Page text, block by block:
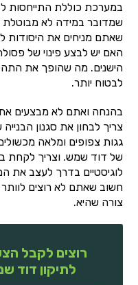
במערכת כוללת התייחסות
שמדובר במידה לא מבוטלת
שאתם מניחים את היסודות
האם יש לבצע פינוי של
הישנים. מה שהופך את
לבטוח יותר.
בהנחה ואתם לא מבצעים
צריך לבחון את סגנון
גגות צפופים ומלאה
של דוד שמש. וצריך לקחת
לוגיסטיים בדרך לעצב את
חשוב שאתם לא רוצים לוותר
צורה שהיא.
רוצים לקבל
לתיקון דוד